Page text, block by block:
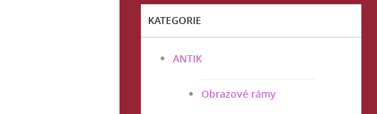
KATEGORIE
ANTIK
Obrazové rámy